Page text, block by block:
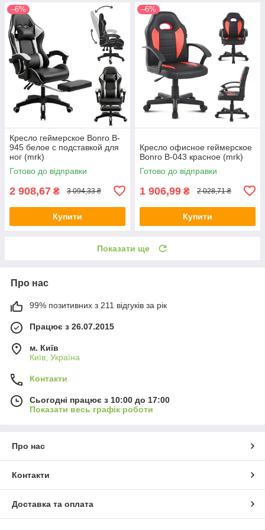
–6%
Кресло геймерское Bonro B-
945 белое с подставкой для
ног (mrk)
Готово до відправки
2 908,67 ₴ 3 094,33 ₴
Купити
–6%
Кресло офисное геймерское
Bonro B-043 красное (mrk)
Готово до відправки
1 906,99 ₴ 2 028,71 ₴
Купити
Показати ще
Про нас
99% позитивних з 211 відгуків за рік
Працює з 26.07.2015
м. Київ
Київ, Україна
Контакти
Сьогодні працює з 10:00 до 17:00
Показати весь графік роботи
Про нас
Контакти
Доставка та оплата